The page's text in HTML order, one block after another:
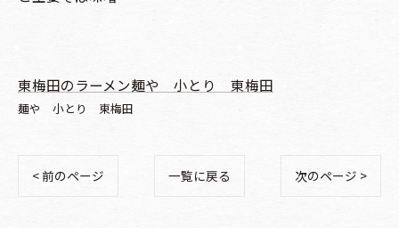
東梅田のラーメン麺や 小とり 東梅田
麺や 小とり 東梅田
< 前のページ 一覧に戻る 次のページ >